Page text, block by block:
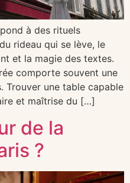
à des rituels
rideau qui se lève, le
et la magie des textes.
comporte souvent une
Trouver une table capable
et maîtrise du […]
de la
?